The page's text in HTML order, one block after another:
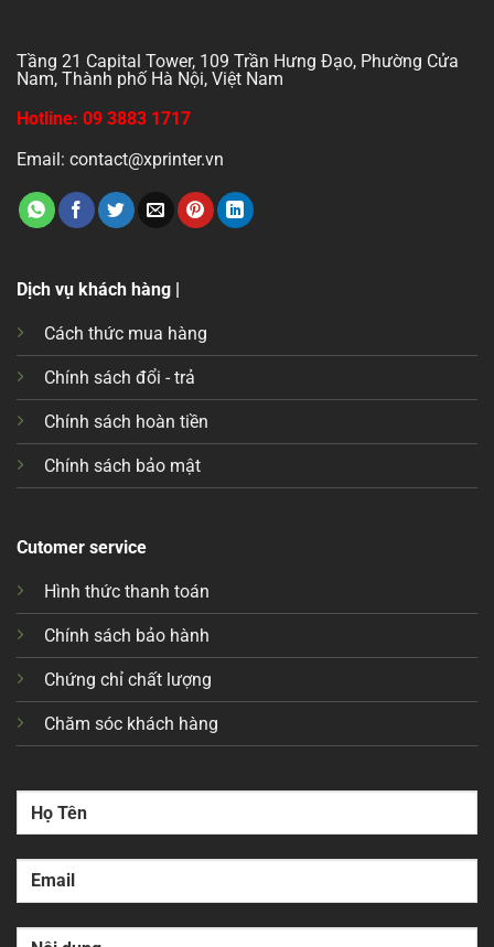
Tầng 21 Capital Tower, 109 Trần Hưng Đạo, Phường Cửa
Nam, Thành phố Hà Nội, Việt Nam
Hotline: 09 3883 1717
Email: contact@xprinter.vn
Dịch vụ khách hàng |
Cách thức mua hàng
Chính sách đổi - trả
Chính sách hoàn tiền
Chính sách bảo mật
Cutomer service
Hình thức thanh toán
Chính sách bảo hành
Chứng chỉ chất lượng
Chăm sóc khách hàng